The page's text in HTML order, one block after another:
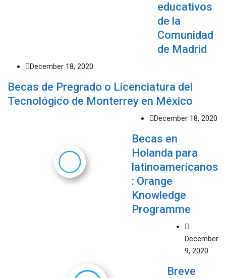
educativos
de la
Comunidad
de Madrid
December 18, 2020
Becas de Pregrado o Licenciatura del
Tecnológico de Monterrey en México
December 18, 2020
Becas en
Holanda para
latinoamericanos
: Orange
Knowledge
Programme
December
9, 2020
Breve